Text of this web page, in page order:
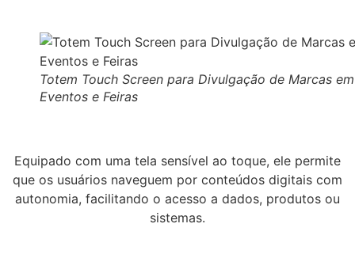
Totem Touch Screen para Divulgação de Marcas em
Eventos e Feiras
Equipado com uma tela sensível ao toque, ele permite
que os usuários naveguem por conteúdos digitais com
autonomia, facilitando o acesso a dados, produtos ou
sistemas.